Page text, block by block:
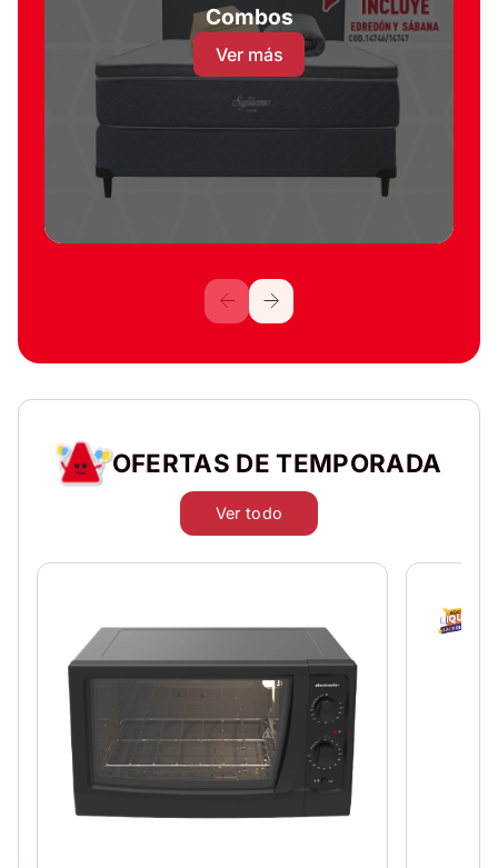
Combos
Ver más
OFERTAS DE TEMPORADA
Ver todo